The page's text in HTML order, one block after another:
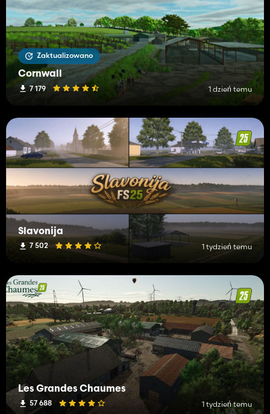
Zaktualizowano
Cornwall
7 179 1 dzień temu
Slavonija
7 502 1 tydzień temu
Les Grandes Chaumes
57 688 1 tydzień temu